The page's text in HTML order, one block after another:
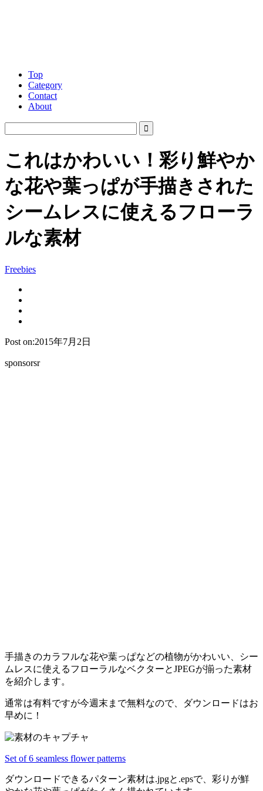
Top
Category
Contact
About
これはかわいい！彩り鮮やか
な花や葉っぱが手描きされた
シームレスに使えるフローラ
ルな素材
Freebies
Post on:2015年7月2日
sponsorsr
手描きのカラフルな花や葉っぱなどの植物がかわいい、シー
ムレスに使えるフローラルなベクターとJPEGが揃った素材
を紹介します。
通常は有料ですが今週末まで無料なので、ダウンロードはお
早めに！
Set of 6 seamless flower patterns
ダウンロードできるパターン素材は.jpgと.epsで、彩りが鮮